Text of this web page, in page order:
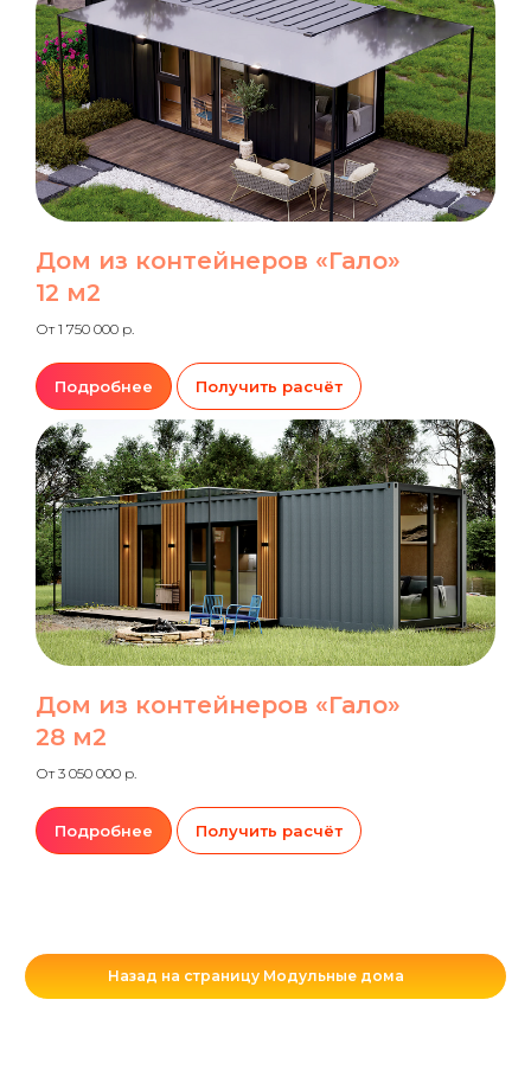
Дом из контейнеров «Гало»
12 м2
От 1 750 000 р.
Подробнее Получить расчёт
Дом из контейнеров «Гало»
28 м2
От 3 050 000 р.
Подробнее Получить расчёт
Назад на страницу Модульные дома